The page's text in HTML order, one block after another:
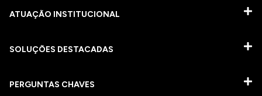
ATUAÇÃO INSTITUCIONAL
SOLUÇÕES DESTACADAS
PERGUNTAS CHAVES​